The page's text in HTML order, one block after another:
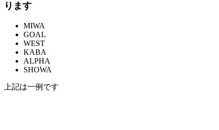
ります
MIWA
GOAL
WEST
KABA
ALPHA
SHOWA
上記は一例です